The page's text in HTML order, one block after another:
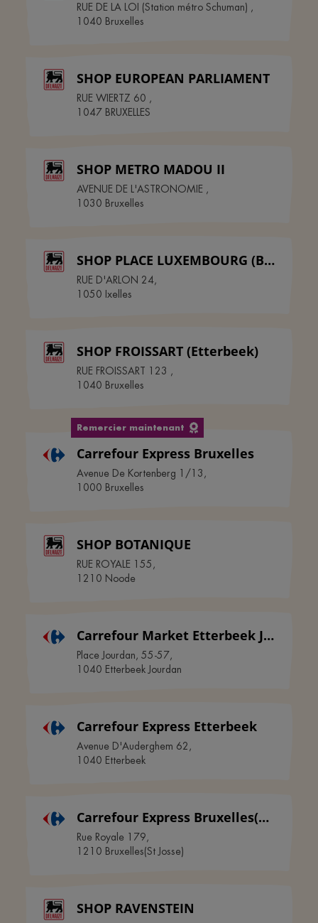
RUE DE LA LOI (Station métro Schuman) ,
1040 Bruxelles
SHOP EUROPEAN PARLIAMENT
RUE WIERTZ 60 ,
1047 BRUXELLES
SHOP METRO MADOU II
AVENUE DE L'ASTRONOMIE ,
1030 Bruxelles
SHOP PLACE LUXEMBOURG (Bruxelles)
RUE D'ARLON 24,
1050 Ixelles
SHOP FROISSART (Etterbeek)
RUE FROISSART 123 ,
1040 Bruxelles
Remercier maintenant
Carrefour Express Bruxelles
Avenue De Kortenberg 1/13,
1000 Bruxelles
SHOP BOTANIQUE
RUE ROYALE 155,
1210 Noode
Carrefour Market Etterbeek Jourdan
Place Jourdan, 55-57,
1040 Etterbeek Jourdan
Carrefour Express Etterbeek
Avenue D'Auderghem 62,
1040 Etterbeek
Carrefour Express Bruxelles(St Josse)
Rue Royale 179,
1210 Bruxelles(St Josse)
SHOP RAVENSTEIN